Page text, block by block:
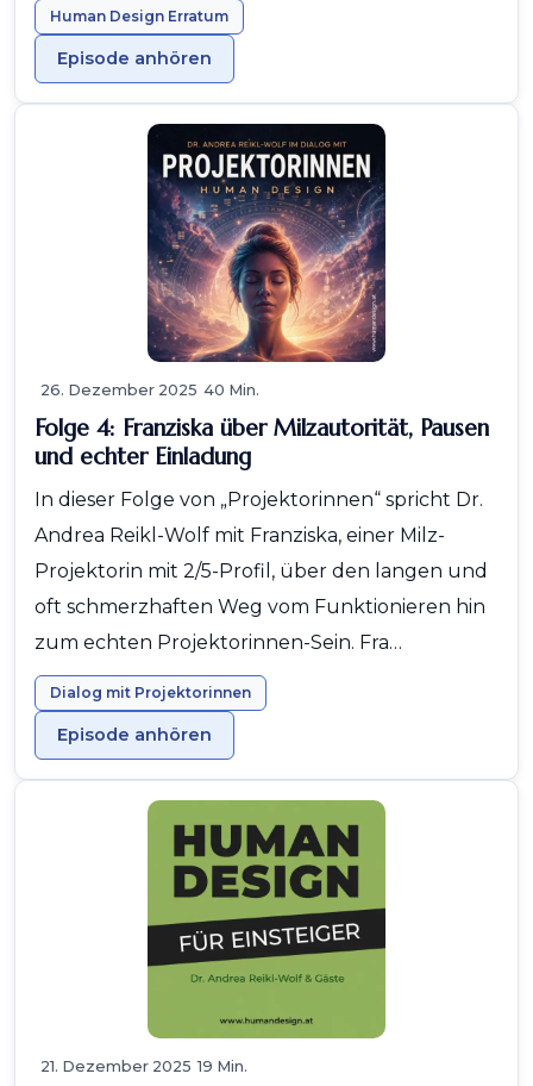
Human Design Erratum
Episode anhören
26. Dezember 2025 40 Min.
Folge 4: Franziska über Milzautorität, Pausen
und echter Einladung
In dieser Folge von „Projektorinnen“ spricht Dr.
Andrea Reikl-Wolf mit Franziska, einer Milz-
Projektorin mit 2/5-Profil, über den langen und
oft schmerzhaften Weg vom Funktionieren hin
zum echten Projektorinnen-Sein. Fra…
Dialog mit Projektorinnen
Episode anhören
21. Dezember 2025 19 Min.